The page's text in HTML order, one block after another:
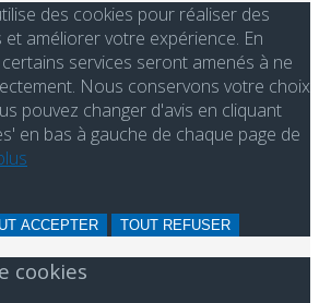
des cookies pour réaliser des
améliorer votre expérience. En
services seront amenés à ne
Nous conservons votre choix
pouvez changer d'avis en cliquant
en bas à gauche de chaque page de
ACCEPTER
TOUT REFUSER
cookies